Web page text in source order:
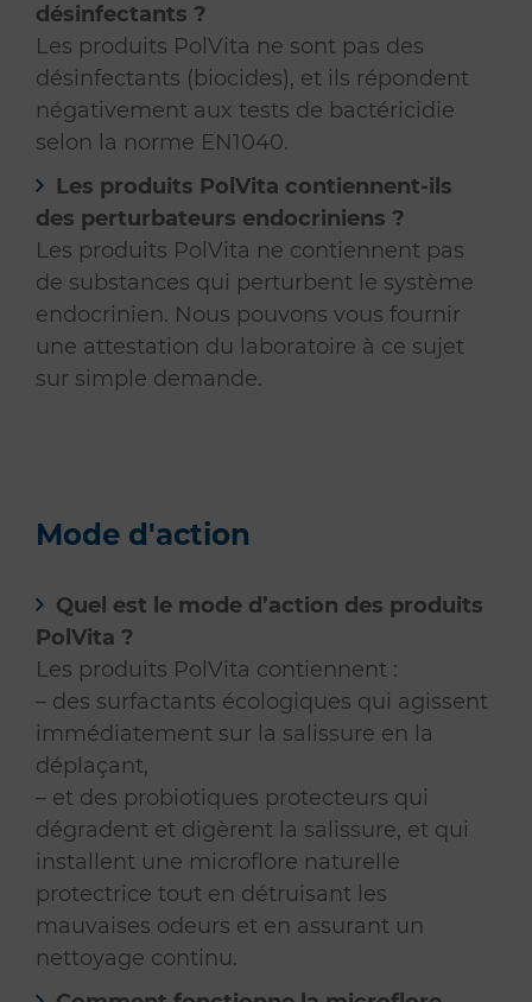
désinfectants ?
Les produits PolVita ne sont pas des
désinfectants (biocides), et ils répondent
négativement aux tests de bactéricidie
selon la norme EN1040.
Les produits PolVita contiennent-ils
des perturbateurs endocriniens ?
Les produits PolVita ne contiennent pas
de substances qui perturbent le système
endocrinien. Nous pouvons vous fournir
une attestation du laboratoire à ce sujet
sur simple demande.
Mode d'action
Quel est le mode d’action des produits
PolVita ?
Les produits PolVita contiennent :
– des surfactants écologiques qui agissent
immédiatement sur la salissure en la
déplaçant,
– et des probiotiques protecteurs qui
dégradent et digèrent la salissure, et qui
installent une microflore naturelle
protectrice tout en détruisant les
mauvaises odeurs et en assurant un
nettoyage continu.